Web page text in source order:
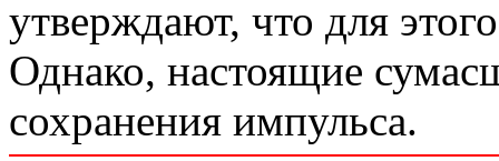
утверждают, что для
Однако, настоящие
сохранения импульса.